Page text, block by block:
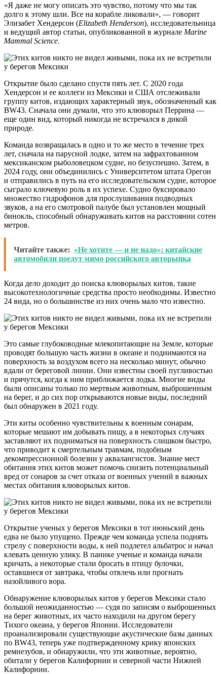
«Я даже не могу описать это чувство, потому что мы так
долго к этому шли. Все на корабле ликовали», — говорит
Элизабет Хендерсон (Elizabeth Henderson), исследовательница
и ведущий автор статьи, опубликованной в журнале Marine
Mammal Science.
Открытие было сделано спустя пять лет. С 2020 года
Хендерсон и ее коллеги из Мексики и США отслеживали
группу китов, издающих характерный звук, обозначенный как
BW43. Сначала они думали, что это клюворыл Перрина —
еще один вид, который никогда не встречался в дикой
природе.
Команда возвращалась в одно и то же место в течение трех
лет, сначала на парусной лодке, затем на зафрахтованном
мексиканском рыболовецком судне, но безуспешно. Затем, в
2024 году, они объединились с Университетом штата Орегон
и отправились в путь на его исследовательском судне, которое
сыграло ключевую роль в их успехе. Судно буксировало
множество гидрофонов для прослушивания подводных
звуков, а на его смотровой палубе был установлен мощный
бинокль, способный обнаруживать китов на расстоянии сотен
метров.
Читайте также: «Не хотите — и не надо»: китайские
автомобили поедут мимо российского авторынка
Когда дело доходит до поиска клюворылых китов, такие
высокотехнологичные средства просто необходимы. Известно
24 вида, но о большинстве из них очень мало что известно.
Это самые глубоководные млекопитающие на Земле, которые
проводят большую часть жизни в океане и поднимаются на
поверхность за воздухом всего на несколько минут, обычно
вдали от береговой линии. Они известны своей пугливостью
и прячутся, когда к ним приближается лодка. Многие виды
были описаны только по мертвым животным, выброшенным
на берег, и до сих пор открываются новые виды, последний
был обнаружен в 2021 году.
Эти киты особенно чувствительны к военным сонарам,
которые мешают им добывать пищу, а в некоторых случаях
заставляют их подниматься на поверхность слишком быстро,
что приводит к смертельным травмам, подобным
декомпрессионной болезни у аквалангистов. Знание мест
обитания этих китов может помочь снизить потенциальный
вред от сонаров за счет отказа от военных учений в важных
местах обитания клюворылых китов.
Открытие ученых у берегов Мексики в тот июньский день
едва не было упущено. Прежде чем команда успела поднять
стрелу с поверхности воды, к ней подлетел альбатрос и начал
клевать ценную улику. В панике ученые и команда начали
кричать, а некоторые стали бросать в птицу булочки,
оставшиеся от завтрака, чтобы отвлечь или прогнать
назойливого вора.
Обнаружение клюворылых китов у берегов Мексики стало
большой неожиданностью — судя по записям о выброшенных
на берег животных, их часто находили на другом берегу
Тихого океана, у берегов Японии. Исследователи
проанализировали существующие акустические базы данных
по BW43, теперь уже подтвержденному крику японских
ремнезубов, и обнаружили, что эти животные, вероятно,
обитали у берегов Калифорнии и северной части Нижней
Калифорнии.